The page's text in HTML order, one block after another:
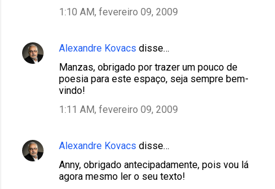
1:10 AM, fevereiro 09, 2009
Alexandre Kovacs disse…
Manzas, obrigado por trazer um pouco de
poesia para este espaço, seja sempre bem-
vindo!
1:11 AM, fevereiro 09, 2009
Alexandre Kovacs disse…
Anny, obrigado antecipadamente, pois vou lá
agora mesmo ler o seu texto!